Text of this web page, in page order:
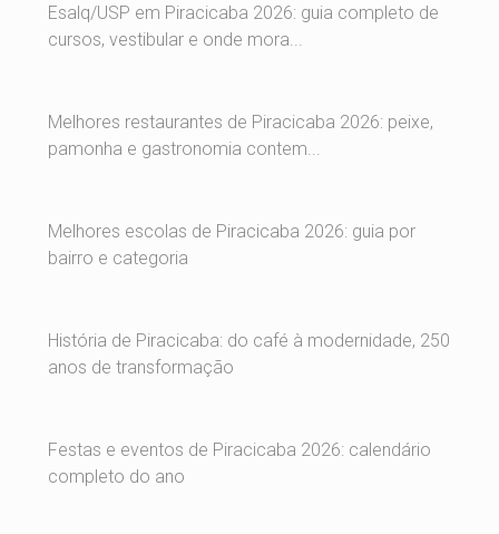
Esalq/USP em Piracicaba 2026: guia completo de
cursos, vestibular e onde mora...
Melhores restaurantes de Piracicaba 2026: peixe,
pamonha e gastronomia contem...
Melhores escolas de Piracicaba 2026: guia por
bairro e categoria
História de Piracicaba: do café à modernidade, 250
anos de transformação
Festas e eventos de Piracicaba 2026: calendário
completo do ano